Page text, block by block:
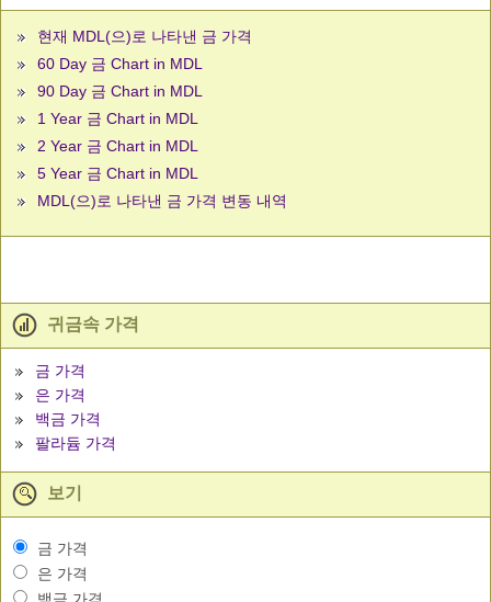
현재 MDL(으)로 나타낸 금 가격
60 Day 금 Chart in MDL
90 Day 금 Chart in MDL
1 Year 금 Chart in MDL
2 Year 금 Chart in MDL
5 Year 금 Chart in MDL
MDL(으)로 나타낸 금 가격 변동 내역
귀금속 가격
금 가격
은 가격
백금 가격
팔라듐 가격
보기
금 가격
은 가격